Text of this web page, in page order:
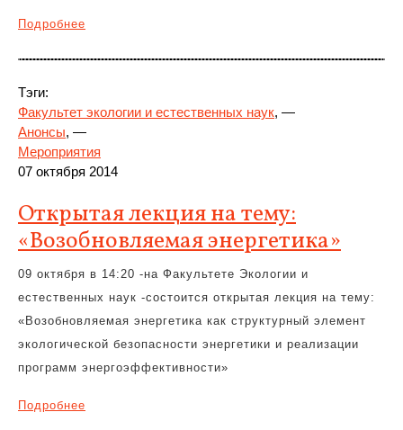
Подробнее
Тэги:
Факультет экологии и естественных наук, —
Анонсы, —
Мероприятия
07 октября 2014
Открытая лекция на тему:
«Возобновляемая энергетика»
09 октября в 14:20 -на Факультете Экологии и
естественных наук -состоится открытая лекция на тему:
«Возобновляемая энергетика как структурный элемент
экологической безопасности энергетики и реализации
программ энергоэффективности»
Подробнее